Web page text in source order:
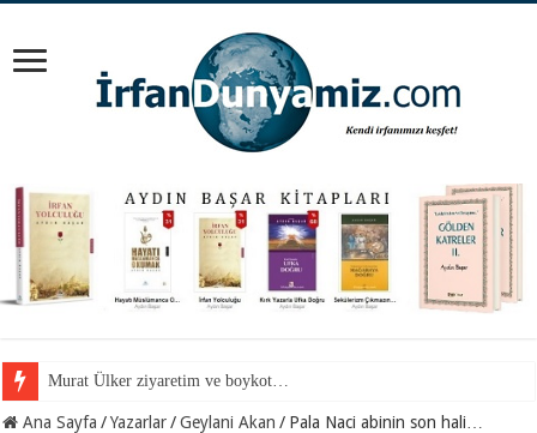
Mevlana Hazretlerini nerede arayalım?
Ana Sayfa / Yazarlar / Geylani Akan / Pala Naci abinin son hali…